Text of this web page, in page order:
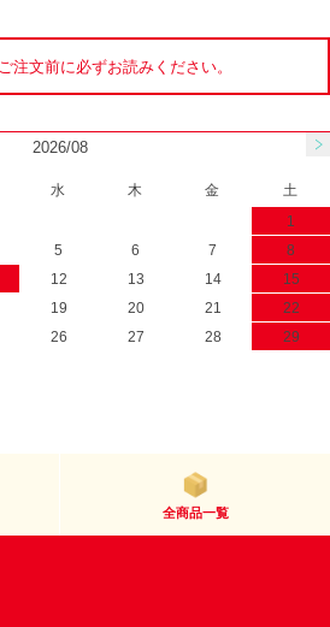
ご注文前に必ずお読みください。
2026/08
水 木 金
土
1
5 6 7
8
12 13 14
15
19 20 21
22
26 27 28
29
全商品一覧